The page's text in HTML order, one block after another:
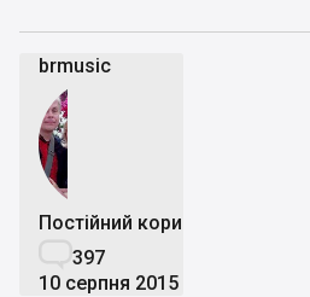
brmusic
Постійний користувач
397
10 серпня 2015